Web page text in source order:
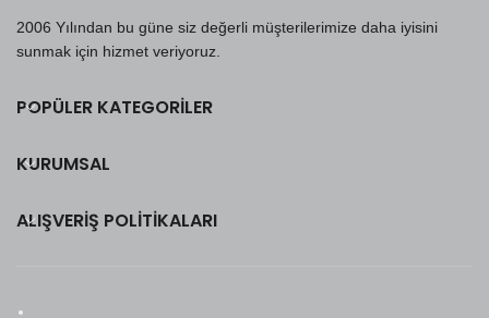
2006 Yılından bu güne siz değerli müşterilerimize daha iyisini
sunmak için hizmet veriyoruz.
POPÜLER KATEGORILER
KURUMSAL
ALIŞVERIŞ POLITIKALARI